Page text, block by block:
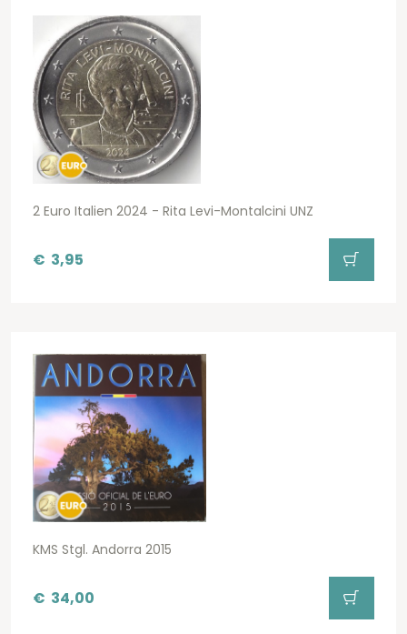
2 Euro Italien 2024 - Rita Levi-Montalcini UNZ
€ 3,95
KMS Stgl. Andorra 2015
€ 34,00